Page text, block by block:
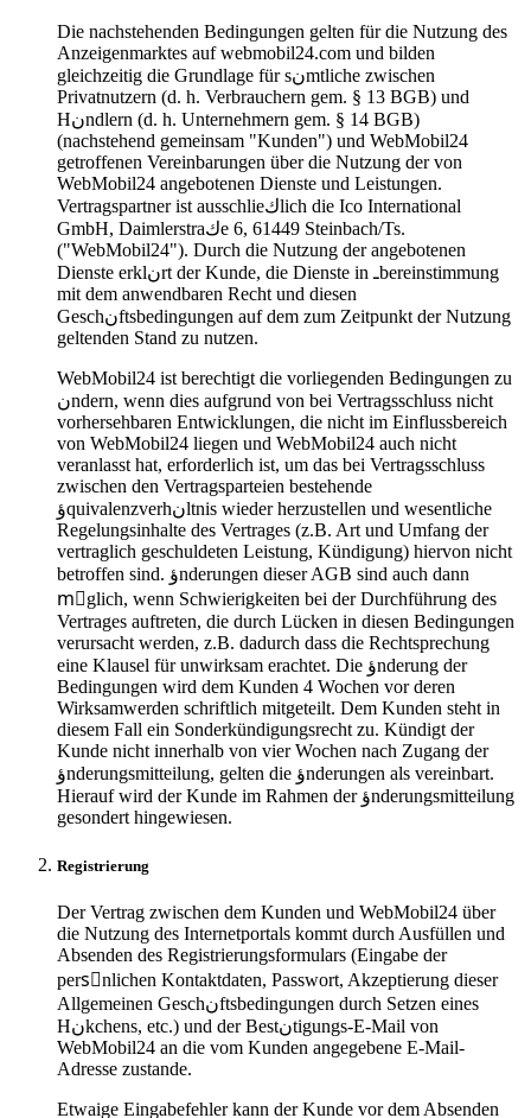
Die nachstehenden Bedingungen gelten für die Nutzung des
Anzeigenmarktes auf webmobil24.com und bilden
gleichzeitig die Grundlage für sنmtliche zwischen
Privatnutzern (d. h. Verbrauchern gem. § 13 BGB) und
Hنndlern (d. h. Unternehmern gem. § 14 BGB)
(nachstehend gemeinsam "Kunden") und WebMobil24
getroffenen Vereinbarungen über die Nutzung der von
WebMobil24 angebotenen Dienste und Leistungen.
Vertragspartner ist ausschlieكlich die Ico International
GmbH, Daimlerstraكe 6, 61449 Steinbach/Ts.
("WebMobil24"). Durch die Nutzung der angebotenen
Dienste erklنrt der Kunde, die Dienste in ـbereinstimmung
mit dem anwendbaren Recht und diesen
Geschنftsbedingungen auf dem zum Zeitpunkt der Nutzung
geltenden Stand zu nutzen.
WebMobil24 ist berechtigt die vorliegenden Bedingungen zu
نndern, wenn dies aufgrund von bei Vertragsschluss nicht
vorhersehbaren Entwicklungen, die nicht im Einflussbereich
von WebMobil24 liegen und WebMobil24 auch nicht
veranlasst hat, erforderlich ist, um das bei Vertragsschluss
zwischen den Vertragsparteien bestehende
ؤquivalenzverhنltnis wieder herzustellen und wesentliche
Regelungsinhalte des Vertrages (z.B. Art und Umfang der
vertraglich geschuldeten Leistung, Kündigung) hiervon nicht
betroffen sind. ؤnderungen dieser AGB sind auch dann
mِglich, wenn Schwierigkeiten bei der Durchführung des
Vertrages auftreten, die durch Lücken in diesen Bedingungen
verursacht werden, z.B. dadurch dass die Rechtsprechung
eine Klausel für unwirksam erachtet. Die ؤnderung der
Bedingungen wird dem Kunden 4 Wochen vor deren
Wirksamwerden schriftlich mitgeteilt. Dem Kunden steht in
diesem Fall ein Sonderkündigungsrecht zu. Kündigt der
Kunde nicht innerhalb von vier Wochen nach Zugang der
ؤnderungsmitteilung, gelten die ؤnderungen als vereinbart.
Hierauf wird der Kunde im Rahmen der ؤnderungsmitteilung
gesondert hingewiesen.
Registrierung
Der Vertrag zwischen dem Kunden und WebMobil24 über
die Nutzung des Internetportals kommt durch Ausfüllen und
Absenden des Registrierungsformulars (Eingabe der
persِnlichen Kontaktdaten, Passwort, Akzeptierung dieser
Allgemeinen Geschنftsbedingungen durch Setzen eines
Hنkchens, etc.) und der Bestنtigungs-E-Mail von
WebMobil24 an die vom Kunden angegebene E-Mail-
Adresse zustande.
Etwaige Eingabefehler kann der Kunde vor dem Absenden